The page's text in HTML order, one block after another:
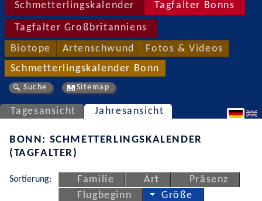
Schmetterlingskalender Tagfalter Bonns
Tagfalter Großbritanniens
Biotope Artenschwund Fotos & Videos
Schmetterlingskalender Bonn
Suche Sitemap
Tagesansicht Jahresansicht
BONN: SCHMETTERLINGSKALENDER
(TAGFALTER)
Sortierung: Familie Art
Präsenz
Flugbeginn
Größe